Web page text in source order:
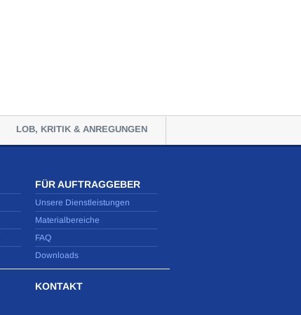
LOB, KRITIK & ANREGUNGEN
FÜR AUFTRAGGEBER
Unsere Dienstleistungen
Materialbereiche
FAQ
Downloads
KONTAKT